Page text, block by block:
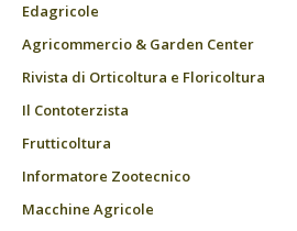
Edagricole
Agricommercio & Garden Center
Rivista di Orticoltura e Floricoltura
Il Contoterzista
Frutticoltura
Informatore Zootecnico
Macchine Agricole